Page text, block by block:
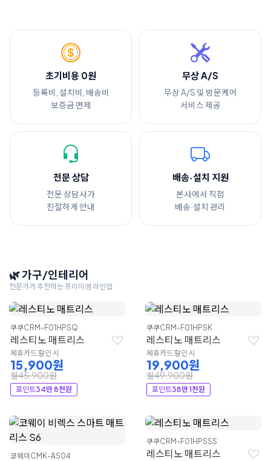
초기비용 0원
등록비, 설치비, 배송비
보증금 면제
무상 A/S
무상 A/S 및 방문케어
서비스 제공
전문 상담
전문 상담사가
친절하게 안내
배송·설치 지원
본사에서 직접
배송·설치 관리
🌿 가구/인테리어
전문가가 추천하는 프리미엄 라인업
쿠쿠CRM-F01HPSQ
레스티노 매트리스
제휴카드 할인 시
15,900원
월45,900원
포인트34만 8천원
쿠쿠CRM-F01HPSK
레스티노 매트리스
제휴카드 할인 시
19,900원
월49,900원
포인트38만 1천원
코웨이 CMK-AS04
쿠쿠CRM-F01HPSSS
레스티노 매트리스